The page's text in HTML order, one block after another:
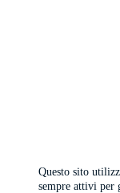
Questo sito
sempre attivi per